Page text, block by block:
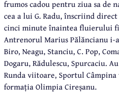
frumos cadou pentru ziua sa de
cea a lui G. Radu, înscriind
cinci minute înaintea fluierului
Antrenorul Marius Pălăncianu i-
Biro, Neagu, Stanciu, C. Pop,
Dogaru, Rădulescu, Spurcaciu.
Runda viitoare, Sportul
formația Olimpia Cireșanu.